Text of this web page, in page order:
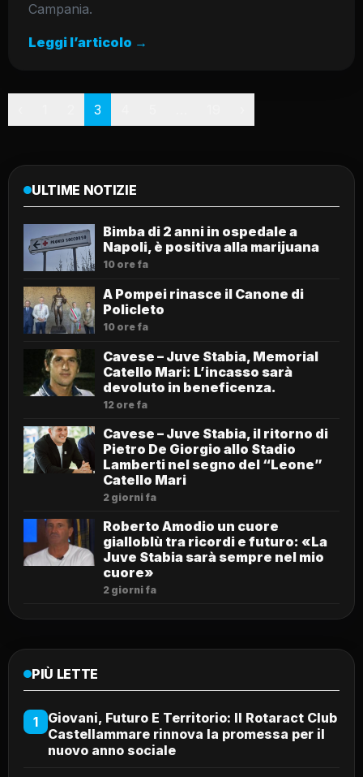
Campania.
Leggi l’articolo →
Paginazione
3
ULTIME NOTIZIE
Bimba di 2 anni in ospedale a
Napoli, è positiva alla marijuana
10 ore fa
A Pompei rinasce il Canone di
Policleto
10 ore fa
Cavese – Juve Stabia, Memorial
Catello Mari: L’incasso sarà
devoluto in beneficenza.
12 ore fa
Cavese – Juve Stabia, il ritorno di
Pietro De Giorgio allo Stadio
Lamberti nel segno del “Leone”
Catello Mari
2 giorni fa
Roberto Amodio un cuore
gialloblù tra ricordi e futuro: «La
Juve Stabia sarà sempre nel mio
cuore»
2 giorni fa
PIÙ LETTE
1
Giovani, Futuro E Territorio: Il Rotaract Club
Castellammare rinnova la promessa per il
nuovo anno sociale